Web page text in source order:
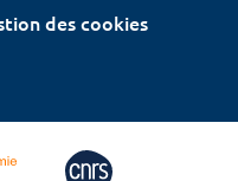
des cookies